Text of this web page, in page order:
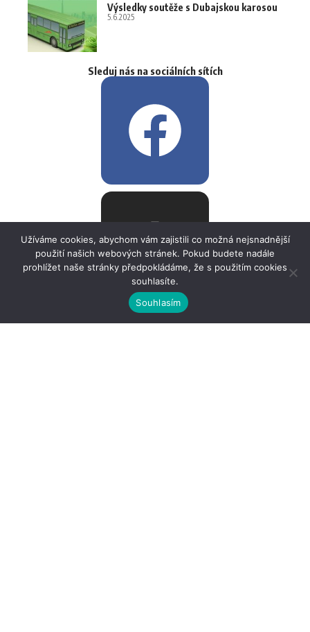
Výsledky soutěže s Dubajskou karosou
5.6.2025
Sleduj nás na sociálních sítích
Užíváme cookies, abychom vám zajistili co možná nejsnadnější
použití našich webových stránek. Pokud budete nadále
prohlížet naše stránky předpokládáme, že s použitím cookies
souhlasíte.
Souhlasím